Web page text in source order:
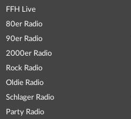
FFH Live
80er Radio
90er Radio
2000er Radio
Rock Radio
Oldie Radio
Schlager Radio
Party Radio